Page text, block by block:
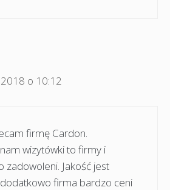
o 10:12
firmę Cardon.
wizytówki to firmy i
zadowoleni. Jakość jest
firma bardzo ceni